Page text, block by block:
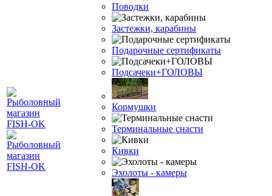
Поводки
Застежки, карабины
Подарочные сертификаты
Подсачеки+ГОЛОВЫ
Кормушки
Терминальные снасти
Кивки
Эхолоты - камеры